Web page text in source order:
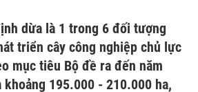
dừa là 1 trong 6 đối tượng
triển cây công nghiệp chủ lực
mục tiêu Bộ đề ra đến năm
195.000 - 210.000 ha,